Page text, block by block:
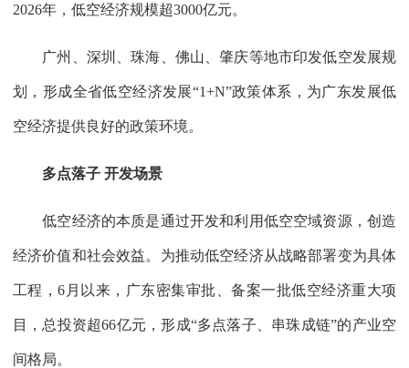
2026年，低空经济规模超3000亿元。
广州、深圳、珠海、佛山、肇庆等地市印发低空发展规
划，形成全省低空经济发展“1+N”政策体系，为广东发展低
空经济提供良好的政策环境。
多点落子 开发场景
低空经济的本质是通过开发和利用低空空域资源，创造
经济价值和社会效益。为推动低空经济从战略部署变为具体
工程，6月以来，广东密集审批、备案一批低空经济重大项
目，总投资超66亿元，形成“多点落子、串珠成链”的产业空
间格局。